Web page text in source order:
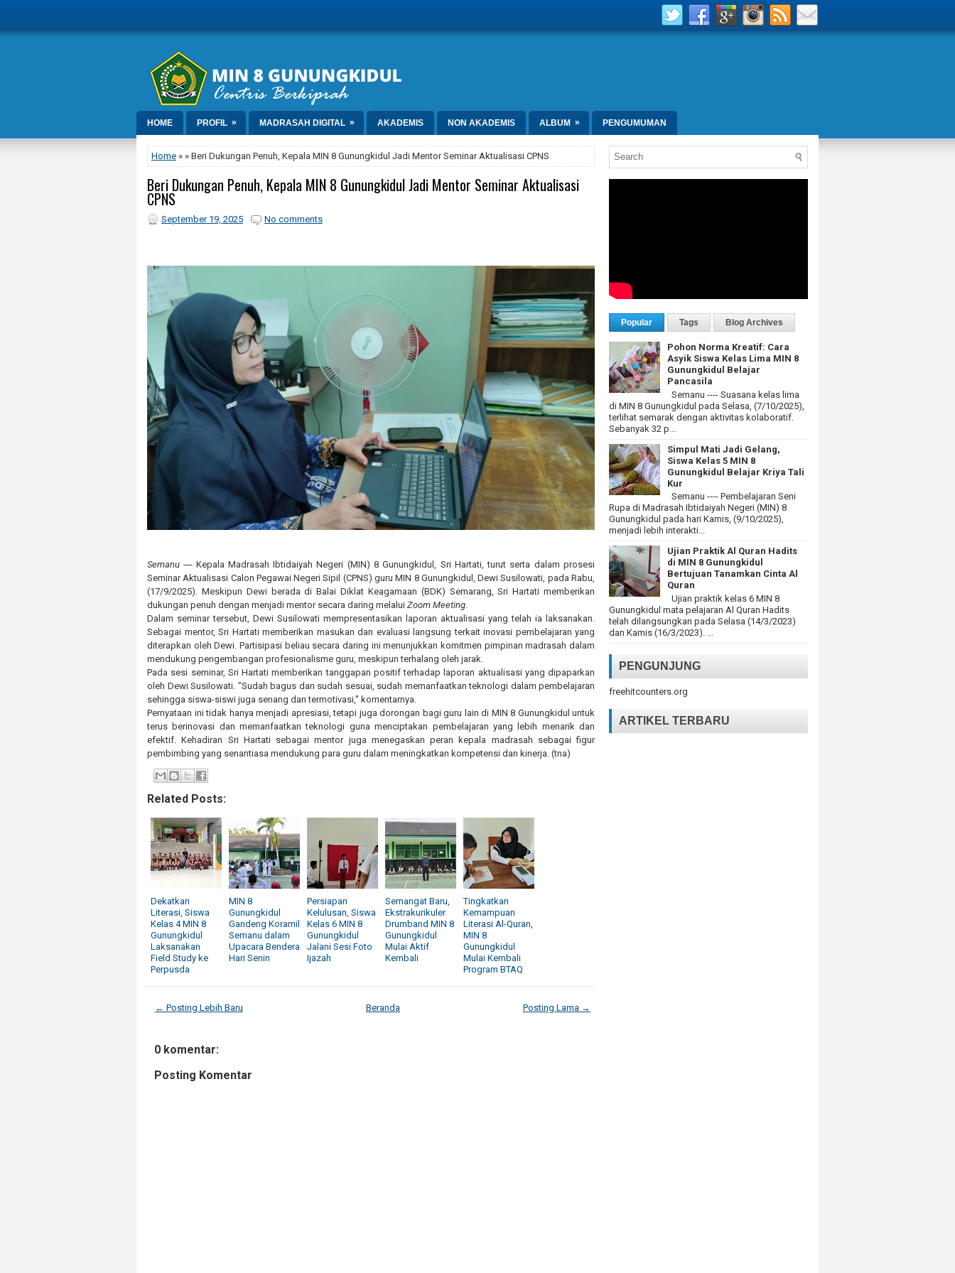
HOME PROFIL » MADRASAH DIGITAL » AKADEMIS NON AKADEMIS ALBUM » PENGUMUMAN
Home » » Beri Dukungan Penuh, Kepala MIN 8 Gunungkidul Jadi Mentor Seminar Aktualisasi CPNS
Beri Dukungan Penuh, Kepala MIN 8 Gunungkidul Jadi Mentor Seminar Aktualisasi
CPNS
September 19, 2025 No comments
Semanu ---- Kepala Madrasah Ibtidaiyah Negeri (MIN) 8 Gunungkidul, Sri Hartati, turut serta dalam prosesi
Seminar Aktualisasi Calon Pegawai Negeri Sipil (CPNS) guru MIN 8 Gunungkidul, Dewi Susilowati, pada Rabu,
(17/9/2025). Meskipun Dewi berada di Balai Diklat Keagamaan (BDK) Semarang, Sri Hartati memberikan
dukungan penuh dengan menjadi mentor secara daring melalui Zoom Meeting.
Dalam seminar tersebut, Dewi Susilowati mempresentasikan laporan aktualisasi yang telah ia laksanakan.
Sebagai mentor, Sri Hartati memberikan masukan dan evaluasi langsung terkait inovasi pembelajaran yang
diterapkan oleh Dewi. Partisipasi beliau secara daring ini menunjukkan komitmen pimpinan madrasah dalam
mendukung pengembangan profesionalisme guru, meskipun terhalang oleh jarak.
Pada sesi seminar, Sri Hartati memberikan tanggapan positif terhadap laporan aktualisasi yang dipaparkan
oleh Dewi Susilowati. "Sudah bagus dan sudah sesuai, sudah memanfaatkan teknologi dalam pembelajaran
sehingga siswa-siswi juga senang dan termotivasi," komentarnya.
Pernyataan ini tidak hanya menjadi apresiasi, tetapi juga dorongan bagi guru lain di MIN 8 Gunungkidul untuk
terus berinovasi dan memanfaatkan teknologi guna menciptakan pembelajaran yang lebih menarik dan
efektif. Kehadiran Sri Hartati sebagai mentor juga menegaskan peran kepala madrasah sebagai figur
pembimbing yang senantiasa mendukung para guru dalam meningkatkan kompetensi dan kinerja. (tna)
Related Posts:
Dekatkan
Literasi, Siswa
Kelas 4 MIN 8
Gunungkidul
Laksanakan
Field Study ke
Perpusda
MIN 8
Gunungkidul
Gandeng Koramil
Semanu dalam
Upacara Bendera
Hari Senin
Persiapan
Kelulusan, Siswa
Kelas 6 MIN 8
Gunungkidul
Jalani Sesi Foto
Ijazah
Semangat Baru,
Ekstrakurikuler
Drumband MIN 8
Gunungkidul
Mulai Aktif
Kembali
Tingkatkan
Kemampuan
Literasi Al-Quran,
MIN 8
Gunungkidul
Mulai Kembali
Program BTAQ
← Posting Lebih Baru Posting Lama →
Beranda
0 komentar:
Posting Komentar
Popular Tags Blog Archives
Pohon Norma Kreatif: Cara
Asyik Siswa Kelas Lima MIN 8
Gunungkidul Belajar
Pancasila
Semanu ---- Suasana kelas lima
di MIN 8 Gunungkidul pada Selasa, (7/10/2025),
terlihat semarak dengan aktivitas kolaboratif.
Sebanyak 32 p...
Simpul Mati Jadi Gelang,
Siswa Kelas 5 MIN 8
Gunungkidul Belajar Kriya Tali
Kur
Semanu ---- Pembelajaran Seni
Rupa di Madrasah Ibtidaiyah Negeri (MIN) 8
Gunungkidul pada hari Kamis, (9/10/2025),
menjadi lebih interakti...
Ujian Praktik Al Quran Hadits
di MIN 8 Gunungkidul
Bertujuan Tanamkan Cinta Al
Quran
Ujian praktik kelas 6 MIN 8
Gunungkidul mata pelajaran Al Quran Hadits
telah dilangsungkan pada Selasa (14/3/2023)
dan Kamis (16/3/2023). ...
PENGUNJUNG
freehitcounters.org
ARTIKEL TERBARU